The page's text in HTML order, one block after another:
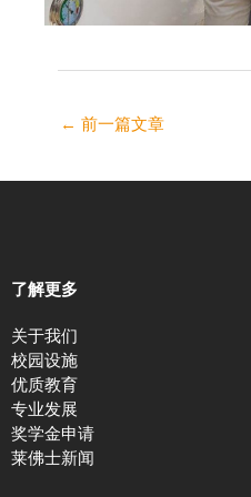
← 前一篇文章
了解更多
关于我们
校园设施
优质教育
专业发展
奖学金申请
莱佛士新闻